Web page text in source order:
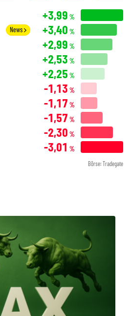
+3,99 %
News +3,40 %
+2,99 %
+2,53 %
+2,25 %
-1,13 %
-1,17 %
-1,57 %
-2,30 %
-3,01 %
Börse: Tradegate